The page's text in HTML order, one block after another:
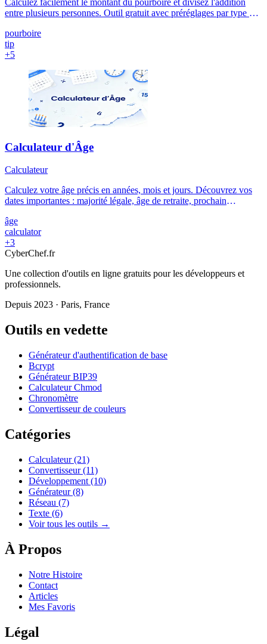
entre plusieurs personnes. Outil gratuit avec préréglages par type de
pourboire
tip
+5
Calculateur d'Âge
Calculateur
Calculez votre âge précis en années, mois et jours. Découvrez vos
dates importantes : majorité légale, âge de retraite, prochain
âge
calculator
+3
CyberChef.fr
Une collection d'outils en ligne gratuits pour les développeurs et
professionnels.
Depuis 2023 · Paris, France
Outils en vedette
Générateur d'authentification de base
Bcrypt
Générateur BIP39
Calculateur Chmod
Chronomètre
Convertisseur de couleurs
Catégories
Calculateur(21)
Convertisseur(11)
Développement (10)
Générateur(8)
Réseau (7)
Texte (6)
Voir tous les outils →
À Propos
Notre Histoire
Contact
Articles
Mes Favoris
Légal